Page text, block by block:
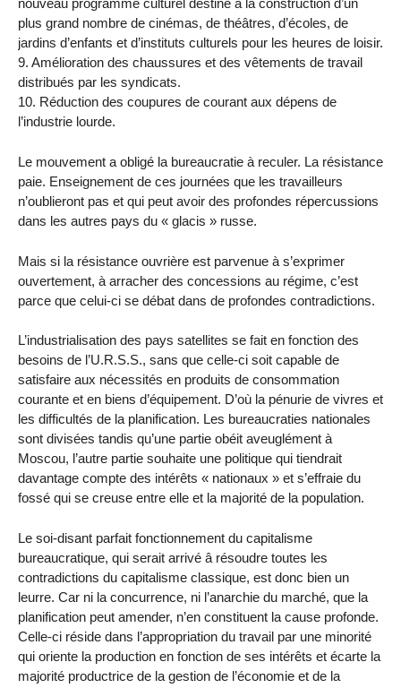
nouveau programme culturel destiné à la construction d’un
plus grand nombre de cinémas, de théâtres, d’écoles, de
jardins d’enfants et d’instituts culturels pour les heures de loisir.
9. Amélioration des chaussures et des vêtements de travail
distribués par les syndicats.
10. Réduction des coupures de courant aux dépens de
l’industrie lourde.
Le mouvement a obligé la bureaucratie à reculer. La résistance
paie. Enseignement de ces journées que les travailleurs
n’oublieront pas et qui peut avoir des profondes répercussions
dans les autres pays du « glacis » russe.
Mais si la résistance ouvrière est parvenue à s’exprimer
ouvertement, à arracher des concessions au régime, c’est
parce que celui-ci se débat dans de profondes contradictions.
L’industrialisation des pays satellites se fait en fonction des
besoins de l’U.R.S.S., sans que celle-ci soit capable de
satisfaire aux nécessités en produits de consommation
courante et en biens d’équipement. D’où la pénurie de vivres et
les difficultés de la planification. Les bureaucraties nationales
sont divisées tandis qu’une partie obéit aveuglément à
Moscou, l’autre partie souhaite une politique qui tiendrait
davantage compte des intérêts « nationaux » et s’effraie du
fossé qui se creuse entre elle et la majorité de la population.
Le soi-disant parfait fonctionnement du capitalisme
bureaucratique, qui serait arrivé â résoudre toutes les
contradictions du capitalisme classique, est donc bien un
leurre. Car ni la concurrence, ni l’anarchie du marché, que la
planification peut amender, n’en constituent la cause profonde.
Celle-ci réside dans l’appropriation du travail par une minorité
qui oriente la production en fonction de ses intérêts et écarte la
majorité productrice de la gestion de l’économie et de la